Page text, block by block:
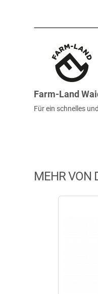
Farm-Land
Für ein schnelles
MEHR VON